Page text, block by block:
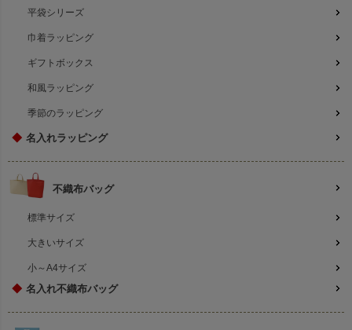
平袋シリーズ
巾着ラッピング
ギフトボックス
和風ラッピング
季節のラッピング
◆ 名入れラッピング
不織布バッグ
標準サイズ
大きいサイズ
小～A4サイズ
◆ 名入れ不織布バッグ